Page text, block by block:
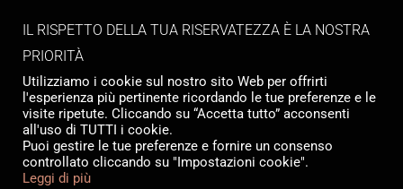
Contatti
Copyright © 2026 Tailormade Stocco
IL RISPETTO DELLA TUA RISERVATEZZA È LA NOSTRA
PRIORITÀ
Utilizziamo i cookie sul nostro sito Web per offrirti
l'esperienza più pertinente ricordando le tue preferenze e le
visite ripetute. Cliccando su “Accetta tutto” acconsenti
all'uso di TUTTI i cookie.
Puoi gestire le tue preferenze e fornire un consenso
controllato cliccando su "Impostazioni cookie".
Leggi di più